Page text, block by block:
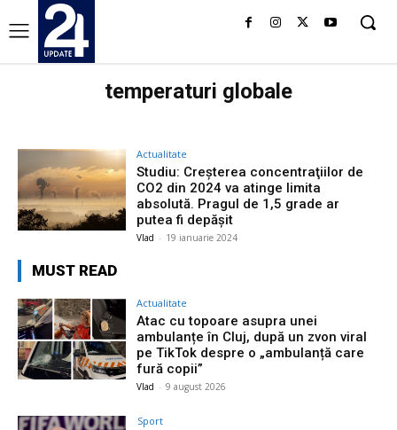
temperaturi globale
Actualitate
Studiu: Creşterea concentraţiilor de
CO2 din 2024 va atinge limita
absolută. Pragul de 1,5 grade ar
putea fi depășit
Vlad - 19 ianuarie 2024
MUST READ
Actualitate
Atac cu topoare asupra unei
ambulanțe în Cluj, după un zvon viral
pe TikTok despre o „ambulanță care
fură copii”
Vlad - 9 august 2026
Sport